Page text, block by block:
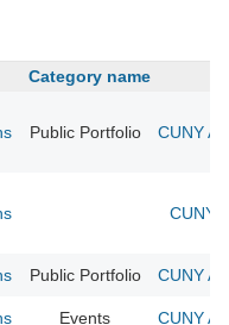
Category name
Public Portfolio CUNY
CUNY
Public Portfolio CUNY
Events CUNY